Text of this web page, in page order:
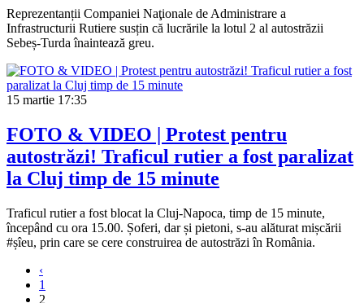
Reprezentanții Companiei Naţionale de Administrare a
Infrastructurii Rutiere susțin că lucrările la lotul 2 al autostrăzii
Sebeș-Turda înaintează greu.
15 martie 17:35
FOTO & VIDEO | Protest pentru
autostrăzi! Traficul rutier a fost paralizat
la Cluj timp de 15 minute
Traficul rutier a fost blocat la Cluj-Napoca, timp de 15 minute,
începând cu ora 15.00. Șoferi, dar și pietoni, s-au alăturat mișcării
#șîeu, prin care se cere construirea de autostrăzi în România.
‹
1
2